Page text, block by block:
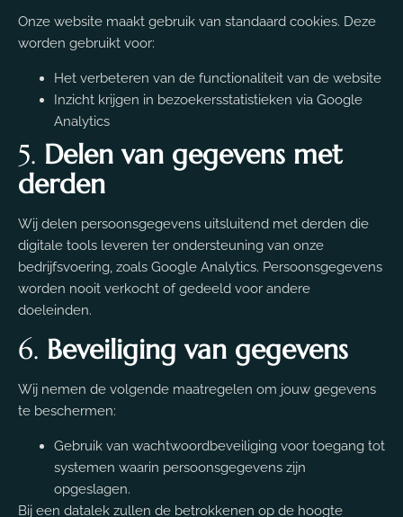
Onze website maakt gebruik van standaard cookies. Deze
worden gebruikt voor:
Het verbeteren van de functionaliteit van de website
Inzicht krijgen in bezoekersstatistieken via Google
Analytics
5. Delen van gegevens met
derden
Wij delen persoonsgegevens uitsluitend met derden die
digitale tools leveren ter ondersteuning van onze
bedrijfsvoering, zoals Google Analytics. Persoonsgegevens
worden nooit verkocht of gedeeld voor andere
doeleinden.
6. Beveiliging van gegevens
Wij nemen de volgende maatregelen om jouw gegevens
te beschermen:
Gebruik van wachtwoordbeveiliging voor toegang tot
systemen waarin persoonsgegevens zijn
opgeslagen.
Bij een datalek zullen de betrokkenen op de hoogte